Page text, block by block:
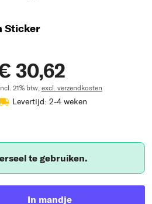
Sticker
30,62
21% btw, excl. verzendkosten
Levertijd: 2-4 weken
te gebruiken.
In mandje